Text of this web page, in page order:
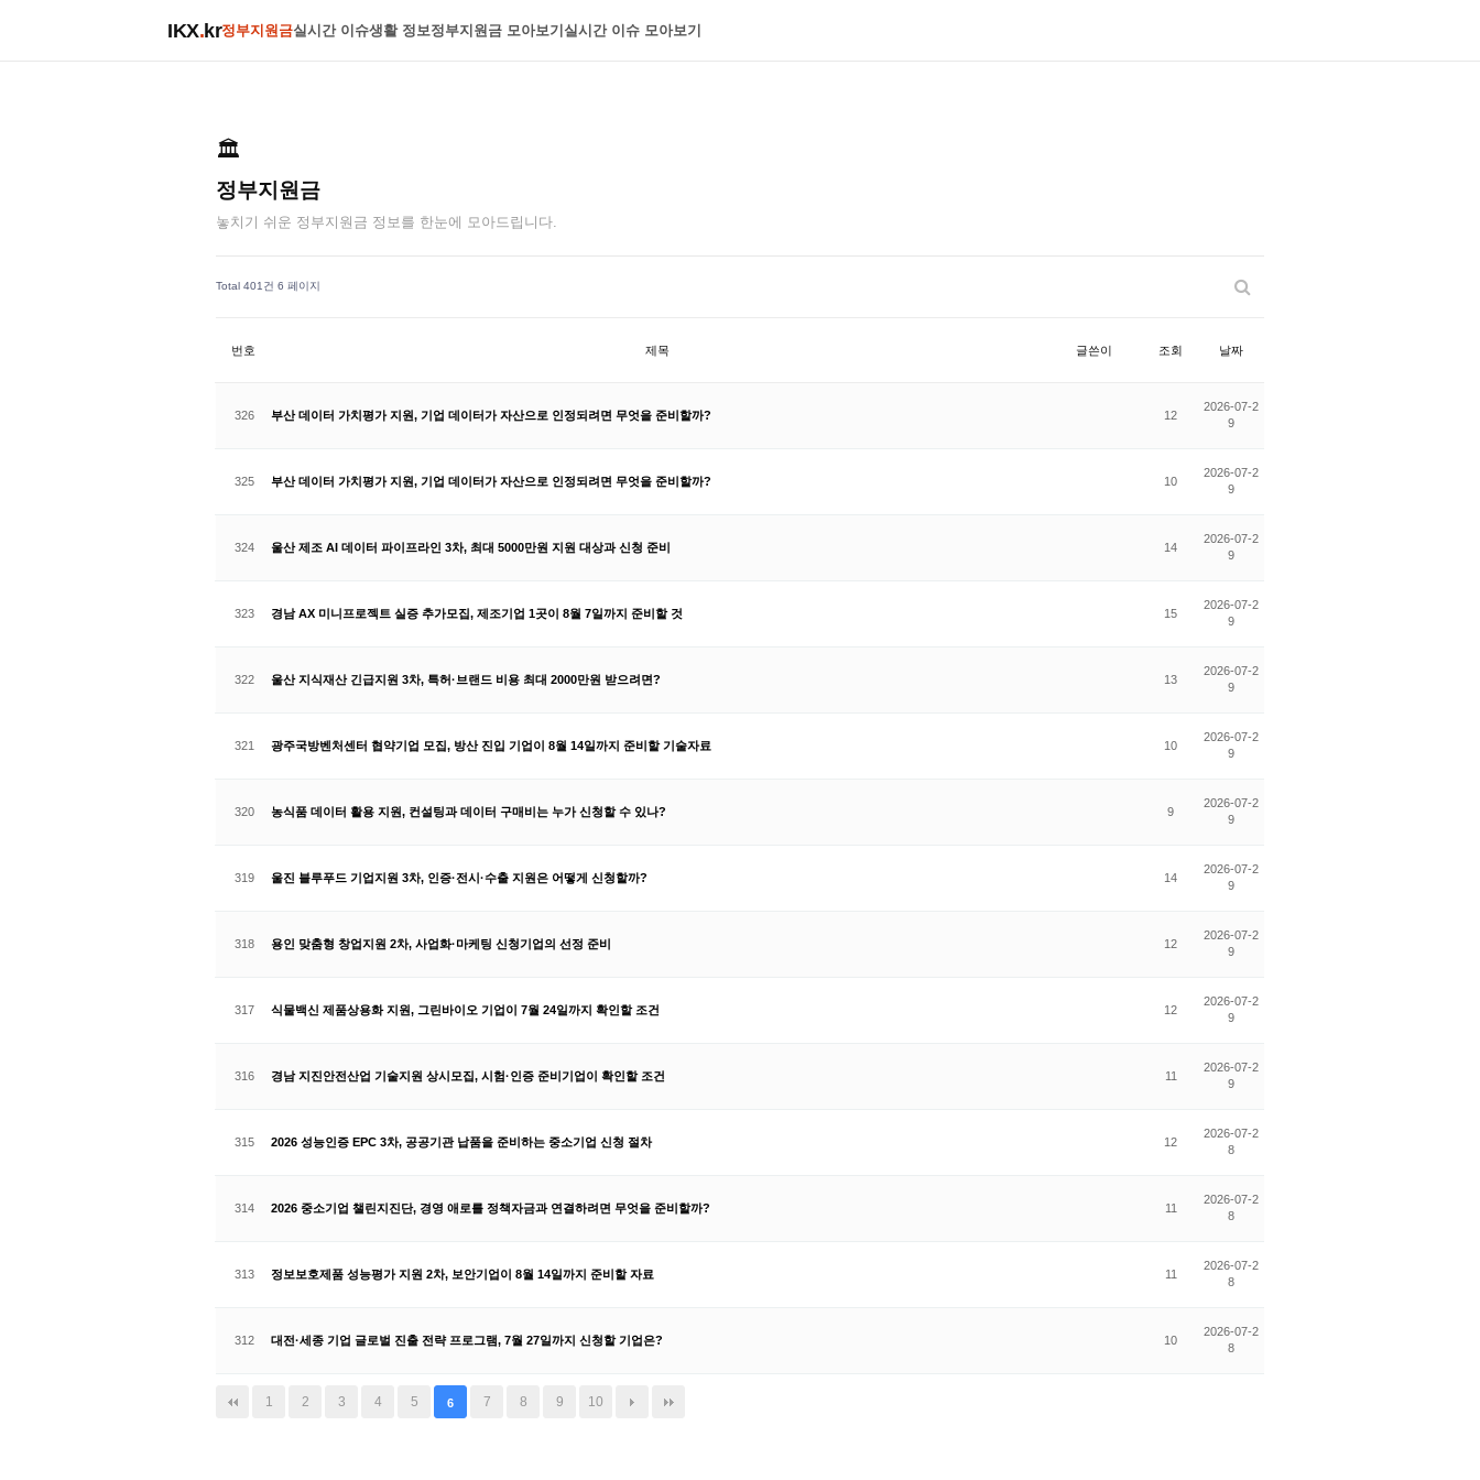
IKX.kr정부지원금실시간 이슈생활 정보정부지원금 모아보기 실시간 이슈 모아보기
🏛️
정부지원금
놓치기 쉬운 정부지원금 정보를 한눈에 모아드립니다.
Total 401건 6 페이지
번호 제목 글쓴이 조회 날짜
326 부산 데이터 가치평가 지원, 기업 데이터가 자산으로 인정되려면 무엇을 준비할까? 12
2026-07-2
9
325 부산 데이터 가치평가 지원, 기업 데이터가 자산으로 인정되려면 무엇을 준비할까? 10
2026-07-2
9
324 울산 제조 AI 데이터 파이프라인 3차, 최대 5000만원 지원 대상과 신청 준비 14
2026-07-2
9
323 경남 AX 미니프로젝트 실증 추가모집, 제조기업 1곳이 8월 7일까지 준비할 것 15
2026-07-2
9
322 울산 지식재산 긴급지원 3차, 특허·브랜드 비용 최대 2000만원 받으려면? 13
2026-07-2
9
321 광주국방벤처센터 협약기업 모집, 방산 진입 기업이 8월 14일까지 준비할 기술자료 10
2026-07-2
9
320 농식품 데이터 활용 지원, 컨설팅과 데이터 구매비는 누가 신청할 수 있나? 9
2026-07-2
9
319 울진 블루푸드 기업지원 3차, 인증·전시·수출 지원은 어떻게 신청할까? 14
2026-07-2
9
318 용인 맞춤형 창업지원 2차, 사업화·마케팅 신청기업의 선정 준비 12
2026-07-2
9
317 식물백신 제품상용화 지원, 그린바이오 기업이 7월 24일까지 확인할 조건 12
2026-07-2
9
316 경남 지진안전산업 기술지원 상시모집, 시험·인증 준비기업이 확인할 조건 11
2026-07-2
9
315 2026 성능인증 EPC 3차, 공공기관 납품을 준비하는 중소기업 신청 절차 12
2026-07-2
8
314 2026 중소기업 챌린지진단, 경영 애로를 정책자금과 연결하려면 무엇을 준비할까? 11
2026-07-2
8
313 정보보호제품 성능평가 지원 2차, 보안기업이 8월 14일까지 준비할 자료 11
2026-07-2
8
312 대전·세종 기업 글로벌 진출 전략 프로그램, 7월 27일까지 신청할 기업은? 10
2026-07-2
8
1 2 3 4 5 6 7 8 9 10